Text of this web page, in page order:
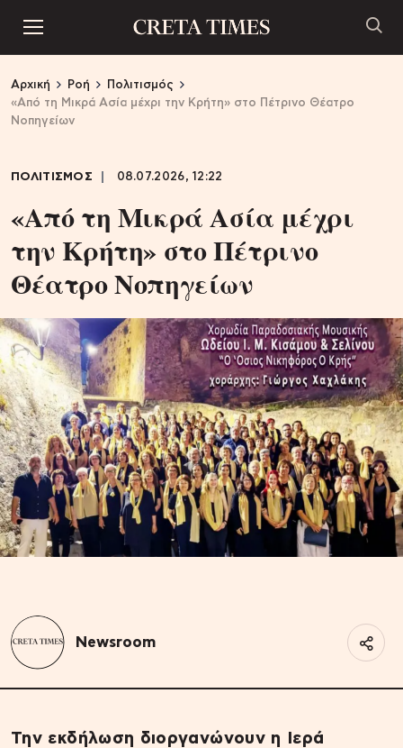
Αρχική Ροή
Πολιτισμός
«Από τη Μικρά Ασία μέχρι την Κρήτη» στο Πέτρινο Θέατρο
Νοπηγείων
ΠΟΛΙΤΙΣΜΟΣ 08.07.2026, 12:22
«Από τη Μικρά Ασία μέχρι
την Κρήτη» στο Πέτρινο
Θέατρο Νοπηγείων
Newsroom
Την εκδήλωση διοργανώνουν η Ιερά